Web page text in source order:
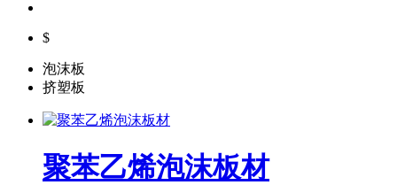
$
泡沫板
挤塑板
聚苯乙烯泡沫板材